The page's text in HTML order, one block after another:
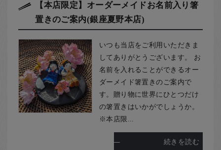
【本店限定】オーダーメイドお名前入り箸
置きのご案内(銀座夏野本店)
いつも当店をご利用いただきま
してありがとうございます。 お
名前を入れることができるオー
ダーメイド箸置きのご案内で
す。贈り物に世界にひとつだけ
の箸置きはいかがでしょうか。
※本店限...
続きを読む